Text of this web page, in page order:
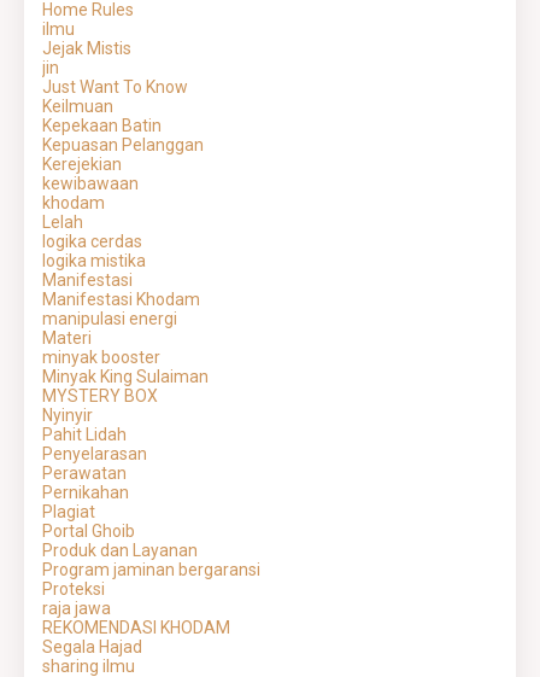
Home Rules
ilmu
Jejak Mistis
jin
Just Want To Know
Keilmuan
Kepekaan Batin
Kepuasan Pelanggan
Kerejekian
kewibawaan
khodam
Lelah
logika cerdas
logika mistika
Manifestasi
Manifestasi Khodam
manipulasi energi
Materi
minyak booster
Minyak King Sulaiman
MYSTERY BOX
Nyinyir
Pahit Lidah
Penyelarasan
Perawatan
Pernikahan
Plagiat
Portal Ghoib
Produk dan Layanan
Program jaminan bergaransi
Proteksi
raja jawa
REKOMENDASI KHODAM
Segala Hajad
sharing ilmu